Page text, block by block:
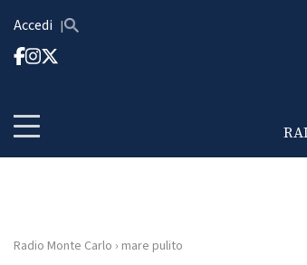
Accedi
HOME
Radio Monte Carlo › mare pulito